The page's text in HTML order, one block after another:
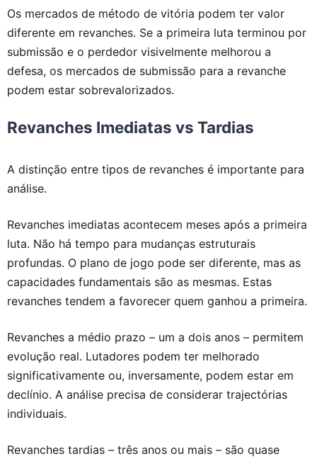
Os mercados de método de vitória podem ter valor
diferente em revanches. Se a primeira luta terminou por
submissão e o perdedor visivelmente melhorou a
defesa, os mercados de submissão para a revanche
podem estar sobrevalorizados.
Revanches Imediatas vs Tardias
A distinção entre tipos de revanches é importante para
análise.
Revanches imediatas acontecem meses após a primeira
luta. Não há tempo para mudanças estruturais
profundas. O plano de jogo pode ser diferente, mas as
capacidades fundamentais são as mesmas. Estas
revanches tendem a favorecer quem ganhou a primeira.
Revanches a médio prazo – um a dois anos – permitem
evolução real. Lutadores podem ter melhorado
significativamente ou, inversamente, podem estar em
declínio. A análise precisa de considerar trajectórias
individuais.
Revanches tardias – três anos ou mais – são quase